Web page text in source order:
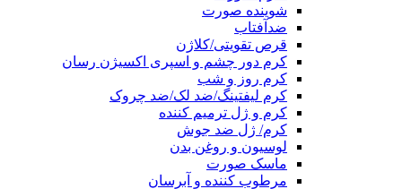
شوینده صورت
ضدآفتاب
قرص تقویتی/کلاژن
کرم دور چشم و اسپری اکسیژن رسان
کرم روز و شب
کرم لیفتینگ/ضد لک/ضد چروک
کرم و ژل ترمیم کننده
کرم/ ژل ضد جوش
لوسیون و روغن بدن
ماسک صورت
مرطوب کننده و آبرسان